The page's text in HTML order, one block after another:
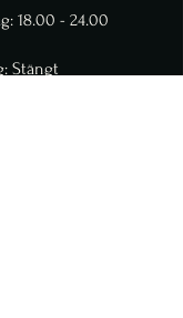
18.00 - 24.00
Stängt